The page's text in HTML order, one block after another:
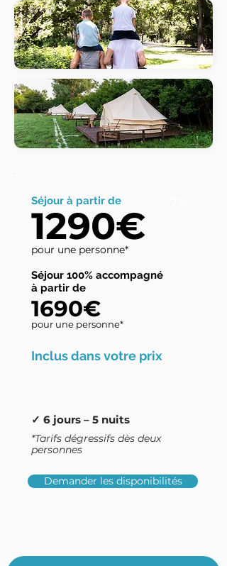
Séjour à partir de
1290€
pour une personne*
Séjour 100% accompagné
à partir de
1690€
pour une personne*
Inclus dans votre prix
✓ 6 jours – 5 nuits
*Tarifs dégressifs dès deux
personnes
Demander les disponibilités